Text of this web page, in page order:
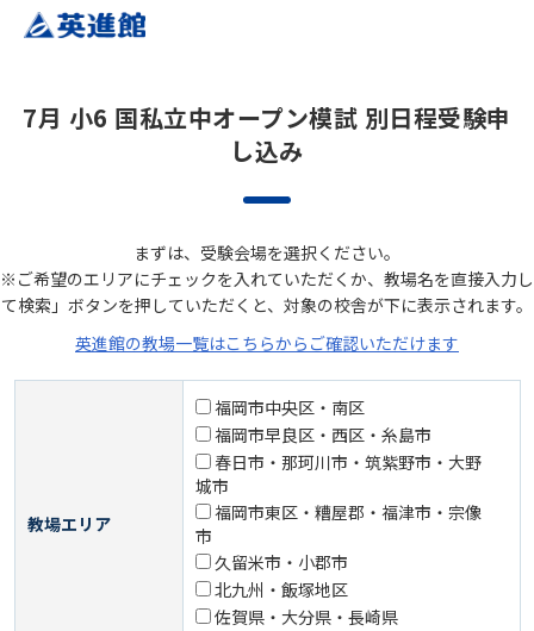
7月 小6 国私立中オープン模試 別日程受験申
し込み
まずは、受験会場を選択ください。
※ご希望のエリアにチェックを入れていただくか、教場名を直接入力し
て検索」ボタンを押していただくと、対象の校舎が下に表示されます。
英進館の教場一覧はこちらからご確認いただけます
教場エリア
福岡市中央区・南区
福岡市早良区・西区・糸島市
春日市・那珂川市・筑紫野市・大野
城市
福岡市東区・糟屋郡・福津市・宗像
市
久留米市・小郡市
北九州・飯塚地区
佐賀県・大分県・長崎県